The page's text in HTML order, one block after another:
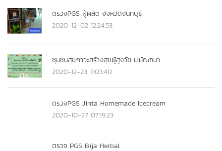
ตรวจPGS ผู้ผลิต จังหวัดจันทบุรี
2020-12-02 12:24:53
ชุมชนสุขภาวะสร้างสุขผู้สูงวัย ม.มัณฑนา
2020-12-23 11:03:40
ตรวจPGS Jinta Homemade Icecream
2020-10-27 07:19:23
ตรวจ PGS Bija Herbal